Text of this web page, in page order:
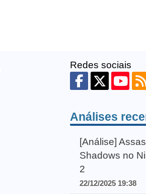
Redes sociais
Análises
[Análise]
Shadows no
2
22/12/2025 19:38